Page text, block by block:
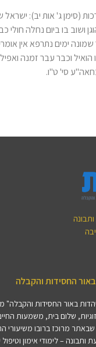
(סימן ג' אות יב):
ושוב בו ביום נחלה
ימים נתרפא אין
וכבר עבר זמנה
סי' ט"ו.
החסידות והקבלה
באור החסידות והקבלה"
זוגיות, שלום בית, משמעות
מרוכז ברובו משיעורי
– לימודי אימון